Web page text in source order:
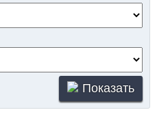
Показать